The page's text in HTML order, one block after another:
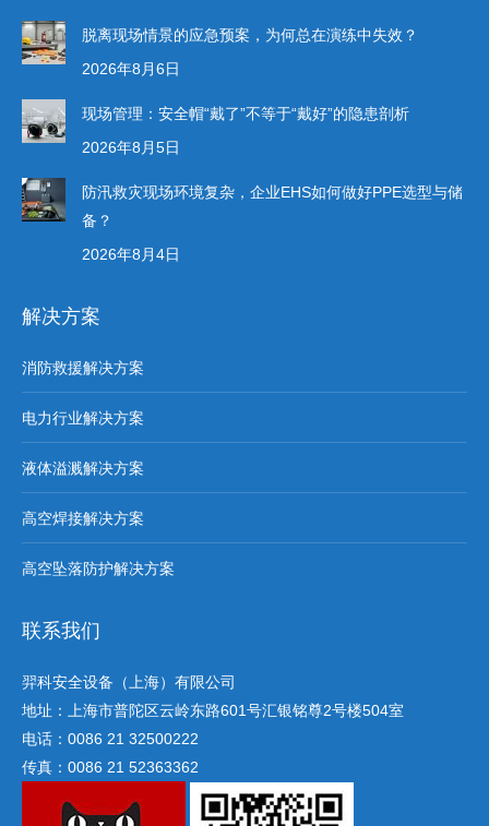
脱离现场情景的应急预案，为何总在演练中失效？
2026年8月6日
现场管理：安全帽“戴了”不等于“戴好”的隐患剖析
2026年8月5日
防汛救灾现场环境复杂，企业EHS如何做好PPE选型与储
备？
2026年8月4日
解决方案
消防救援解决方案
电力行业解决方案
液体溢溅解决方案
高空焊接解决方案
高空坠落防护解决方案
联系我们
羿科安全设备（上海）有限公司
地址：上海市普陀区云岭东路601号汇银铭尊2号楼504室
电话：0086 21 32500222
传真：0086 21 52363362